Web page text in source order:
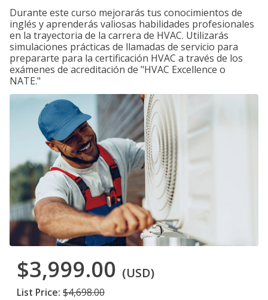
Durante este curso mejorarás tus conocimientos de
inglés y aprenderás valiosas habilidades profesionales
en la trayectoria de la carrera de HVAC. Utilizarás
simulaciones prácticas de llamadas de servicio para
prepararte para la certificación HVAC a través de los
exámenes de acreditación de "HVAC Excellence o
NATE."
$3,999.00 (USD)
List Price: $4,698.00